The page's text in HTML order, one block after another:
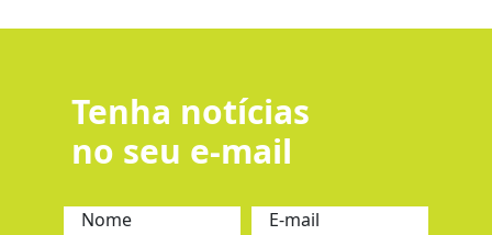
Tenha notícias
no seu e-mail
Nome E-mail